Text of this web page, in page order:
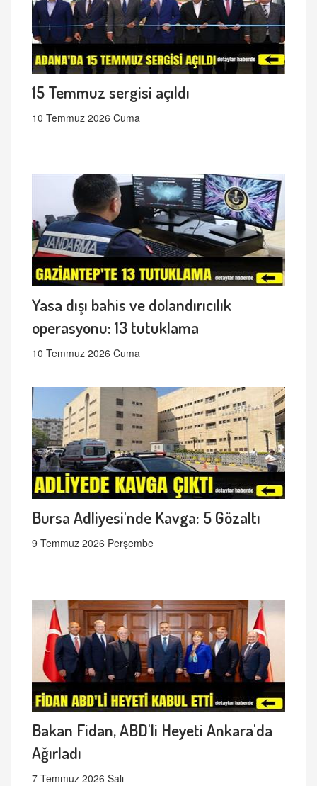
15 Temmuz sergisi açıldı
10 Temmuz 2026 Cuma
Yasa dışı bahis ve dolandırıcılık
operasyonu: 13 tutuklama
10 Temmuz 2026 Cuma
Bursa Adliyesi'nde Kavga: 5 Gözaltı
9 Temmuz 2026 Perşembe
Bakan Fidan, ABD'li Heyeti Ankara'da
Ağırladı
7 Temmuz 2026 Salı